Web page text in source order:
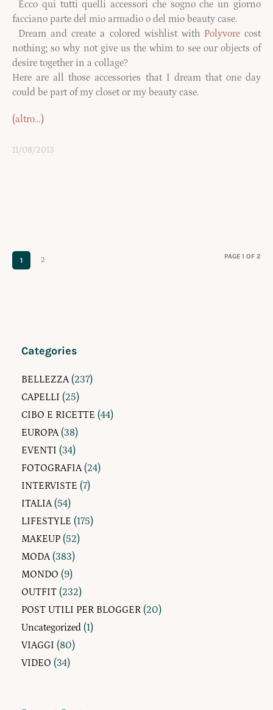
Ecco qui tutti quelli accessori che sogno che un giorno
facciano parte del mio armadio o del mio beauty case.
Dream and create a colored wishlist with Polyvorecost
nothing; so why not give us the whim to see our objects of
desire together in a collage?
Here are all those accessories that I dream that one day
could be part of my closet or my beauty case.
(altro…)
11/08/2013
1 2 PAGE 1 OF 2
Categories
BELLEZZA(237)
CAPELLI (25)
CIBO E RICETTE (44)
EUROPA(38)
EVENTI (34)
FOTOGRAFIA(24)
INTERVISTE (7)
ITALIA(54)
LIFESTYLE (175)
MAKEUP (52)
MODA(383)
MONDO (9)
OUTFIT (232)
POST UTILI PER BLOGGER (20)
Uncategorized (1)
VIAGGI (80)
VIDEO (34)